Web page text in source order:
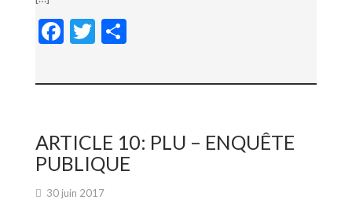
F
e
o
o
k
T
itt ta
er
ARTICLE 10: PLU – ENQUÊTE
PUBLIQUE
30 juin 2017